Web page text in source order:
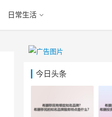
日常生活
今日头条